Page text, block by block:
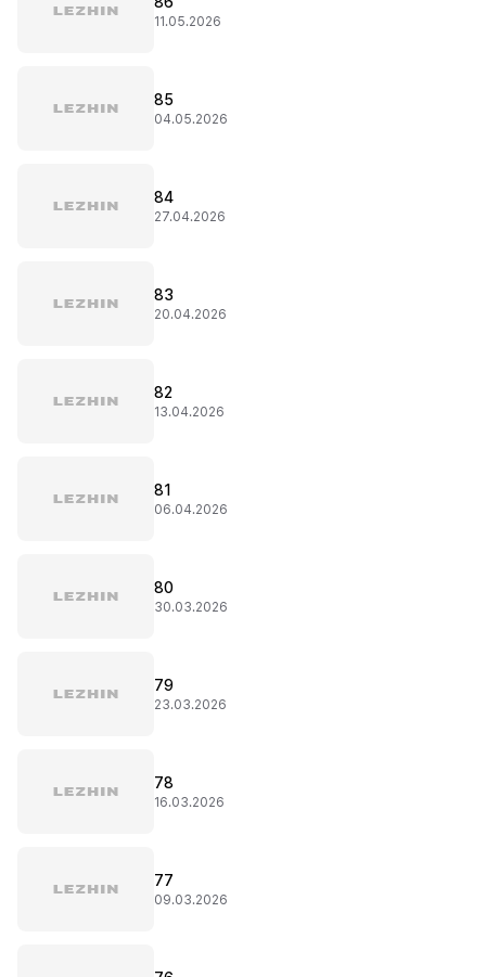
11.05.2026
85
04.05.2026
84
27.04.2026
83
20.04.2026
82
13.04.2026
81
06.04.2026
80
30.03.2026
79
23.03.2026
78
16.03.2026
77
09.03.2026